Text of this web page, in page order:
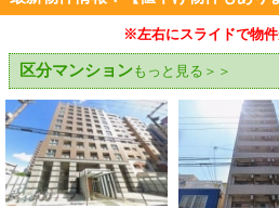
※左右にスライドで物件
区分マンションもっと見る＞＞